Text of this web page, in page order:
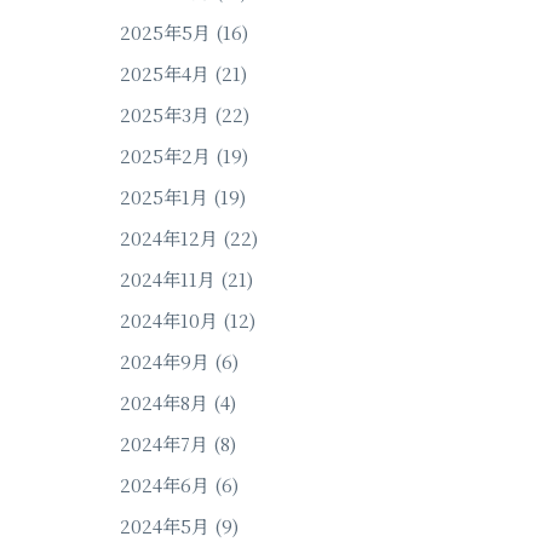
2025年5月 (16)
2025年4月 (21)
2025年3月 (22)
2025年2月 (19)
2025年1月 (19)
2024年12月 (22)
2024年11月 (21)
2024年10月 (12)
2024年9月 (6)
2024年8月 (4)
2024年7月 (8)
2024年6月 (6)
2024年5月 (9)